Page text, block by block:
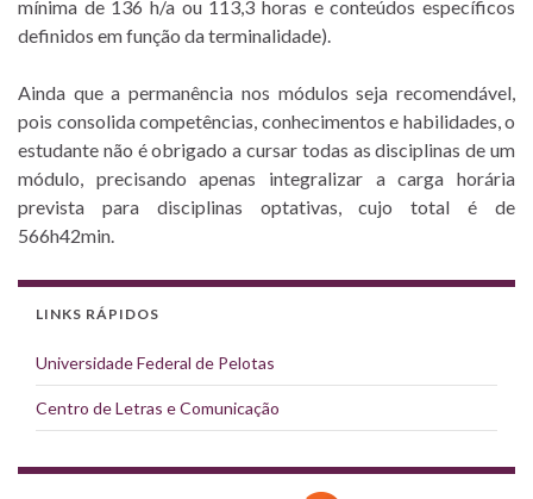
mínima de 136 h/a ou 113,3 horas e conteúdos específicos
definidos em função da terminalidade).
Ainda que a permanência nos módulos seja recomendável,
pois consolida competências, conhecimentos e habilidades, o
estudante não é obrigado a cursar todas as disciplinas de um
módulo, precisando apenas integralizar a carga horária
prevista para disciplinas optativas, cujo total é de
566h42min.
LINKS RÁPIDOS
Universidade Federal de Pelotas
Centro de Letras e Comunicação